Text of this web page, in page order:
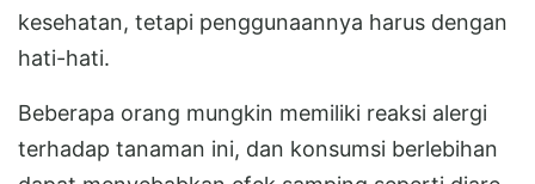
kesehatan, tetapi penggunaannya harus dengan
hati-hati.
Beberapa orang mungkin memiliki reaksi alergi
terhadap tanaman ini, dan konsumsi berlebihan